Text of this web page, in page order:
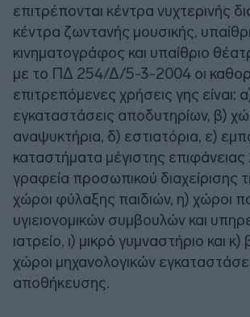
επιτρέπονται κέντρα νυχτερινής
κέντρα ζωντανής μουσικής,
κινηματογράφος και υπαίθριο
με το ΠΔ 254/Δ/5-3-2004 οι
επιτρεπόμενες χρήσεις γης είναι:
εγκαταστάσεις αποδυτηρίων, β)
αναψυκτήρια, δ) εστιατόρια, ε)
καταστήματα μέγιστης επιφάνειας
γραφεία προσωπικού διαχείρισης
χώροι φύλαξης παιδιών, η) χώροι
υγιειονομικών συμβουλών και
ιατρείο, ι) μικρό γυμναστήριο και κ)
χώροι μηχανολογικών
αποθήκευσης.